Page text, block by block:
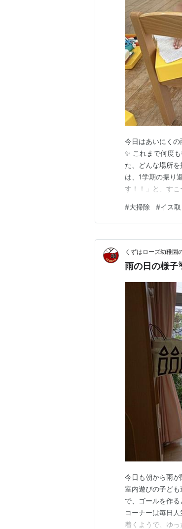
今日はあいにく
✨ これまで何度
た、どんな場所
は、1学期の振り
す！！」と、す
思います☺ その
は、今日がお誕
#大掃除 #イス
くずはローズ幼稚園
雨の日の様子
今日も朝から雨
室内遊びの子ど
で、ゴールを作
コーナーは毎日
着くようで、ゆ